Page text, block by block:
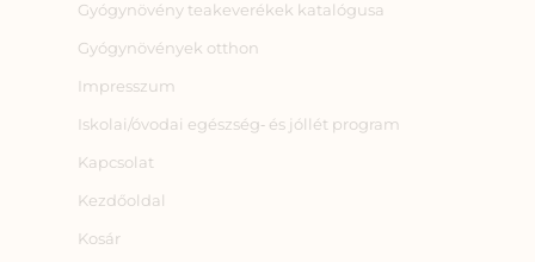
Gyógynövény teakeverékek katalógusa
Gyógynövények otthon
Impresszum
Iskolai/óvodai egészség‑ és jóllét program
Kapcsolat
Kezdőoldal
Kosár